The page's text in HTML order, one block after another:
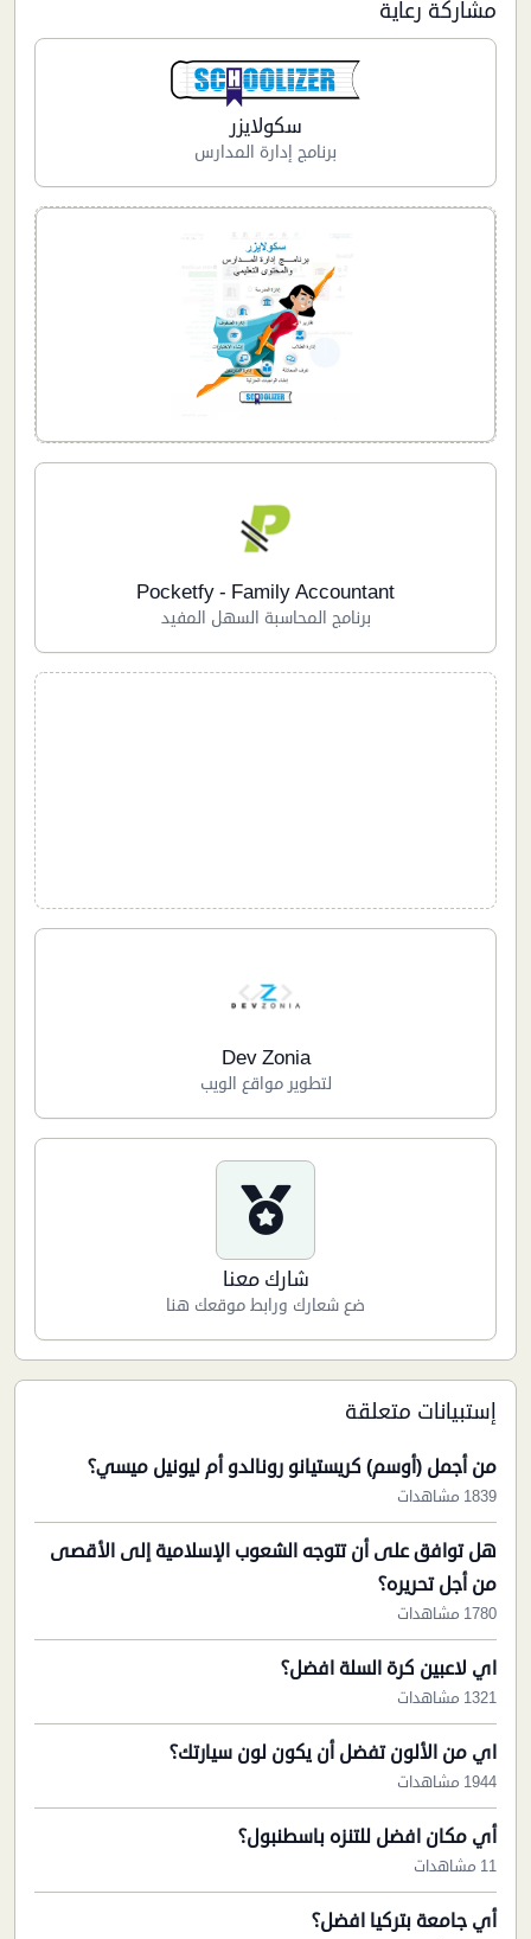
مشاركة رعاية
سكولايزر
برنامج إدارة المدارس
Pocketfy - Family Accountant
برنامج المحاسبة السهل المفيد
Dev Zonia
لتطوير مواقع الويب
شارك معنا
ضع شعارك ورابط موقعك هنا
إستبيانات متعلقة
من أجمل (أوسم) كريستيانو رونالدو أم ليونيل ميسي؟
1839 مشاهدات
هل توافق على أن تتوجه الشعوب الإسلامية إلى الأقصى
من أجل تحريره؟
1780 مشاهدات
اي لاعبين كرة السلة افضل؟
1321 مشاهدات
اي من الألون تفضل أن يكون لون سيارتك؟
1944 مشاهدات
أي مكان افضل للتنزه باسطنبول؟
11 مشاهدات
أي جامعة بتركيا افضل؟